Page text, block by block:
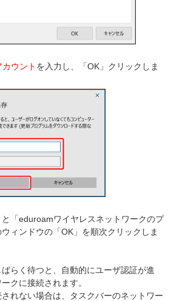
ウント を入力し、「OK」クリックしま
と「eduroamワイヤレスネットワークのプ
ィンドウの「OK」を順次クリックしま
らく待つと、自動的にユーザ認証が進
クに接続されます。
れない場合は、タスクバーのネットワー